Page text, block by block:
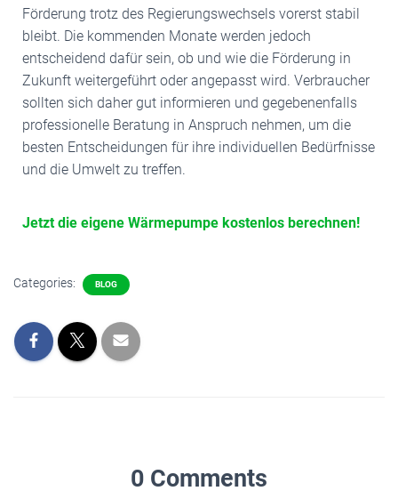
Förderung trotz des Regierungswechsels vorerst stabil
bleibt. Die kommenden Monate werden jedoch
entscheidend dafür sein, ob und wie die Förderung in
Zukunft weitergeführt oder angepasst wird. Verbraucher
sollten sich daher gut informieren und gegebenenfalls
professionelle Beratung in Anspruch nehmen, um die
besten Entscheidungen für ihre individuellen Bedürfnisse
und die Umwelt zu treffen.
Jetzt die eigene Wärmepumpe kostenlos berechnen!
Categories: BLOG
0 Comments